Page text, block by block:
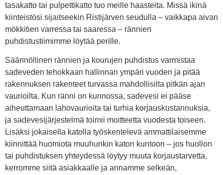
tasakatto tai pulpettikatto tuo meille haasteita. Missä ikinä
kiinteistösi sijaitseekin Ristijärven seudulla – vaikkapa aivan
mökkitien varressa tai saaressa – rännien
puhdistustiimimme löytää perille.
Säännöllinen rännien ja kourujen puhdistus varmistaa
sadeveden tehokkaan hallinnan ympäri vuoden ja pitää
rakennuksen rakenteet turvassa mahdollisilta pitkän ajan
vaurioilta. Kun ränni on kunnossa, sadevesi ei pääse
aiheuttamaan lahovaurioita tai turhia korjauskustannuksia,
ja sadevesijärjestelmä toimii moitteetta vuodesta toiseen.
Lisäksi jokaisella katolla työskentelevä ammattilaisemme
kiinnittää huomiota muuhunkin katon kuntoon – jos huollon
tai puhdistuksen yhteydessä löytyy muuta korjaustarvetta,
kerromme siitä asiakkaalle ja annamme selkeän,